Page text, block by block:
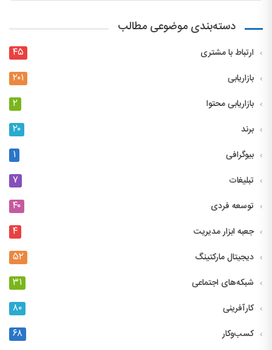
دسته‌بندی موضوعی مطالب
ارتباط با مشتری ۴۵
بازاریابی ۲۰۱
بازاریابی محتوا ۲
برند ۲۰
بیوگرافی ۱
تبلیغات ۷
توسعه فردی ۴۰
جعبه ابزار مدیریت ۴
دیجیتال مارکتینگ ۵۲
شبکه‌های اجتماعی ۳۱
کارآفرینی ۸۰
کسب‌وکار ۶۸